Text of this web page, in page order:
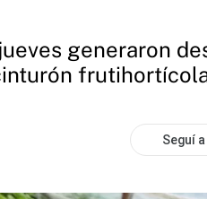
generaron
Seguí